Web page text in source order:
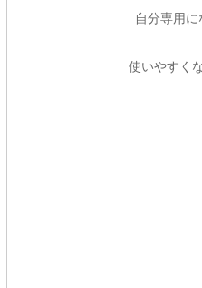
自分専用に
使いやすく